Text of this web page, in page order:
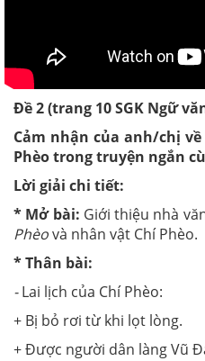
Đề 2 (trang 10 SGK Ngữ
Cảm nhận của anh/chị
Phèo trong truyện ngắn
Lời giải chi tiết:
* Mở bài: Giới thiệu nhà
Phèovà nhân vật Chí Phèo.
* Thân bài:
-Lai lịch của Chí Phèo:
+ Bị bỏ rơi từ khi lọt lòng.
+ Được người dân làng Vũ